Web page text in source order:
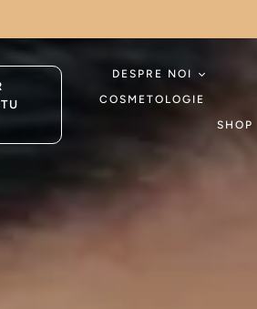
DESPRE NOI
COSMETOLOGIE
SHOP